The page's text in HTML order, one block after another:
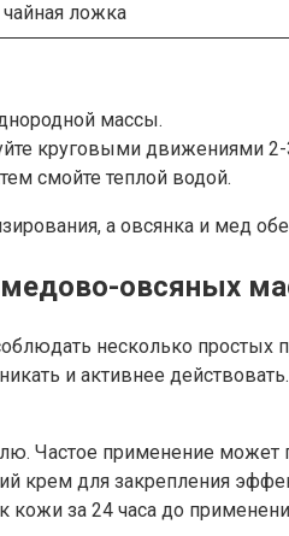
чайная ложка
массы.
круговыми движениями
смойте теплой водой.
а овсянка и мед
овсяных
несколько
и активнее
Частое применение
для закрепления
кожи за 24 часа до